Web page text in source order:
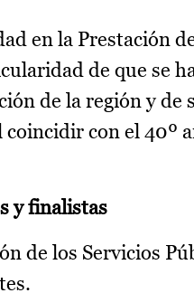
en la Prestación
de que se
de la región y de
con el 40º
y finalistas
de los Servicios